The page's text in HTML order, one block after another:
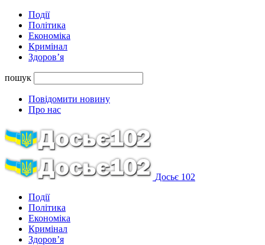
Події
Політика
Економіка
Кримінал
Здоров’я
пошук
Повідомити новину
Про нас
Досьє 102
Події
Політика
Економіка
Кримінал
Здоров’я